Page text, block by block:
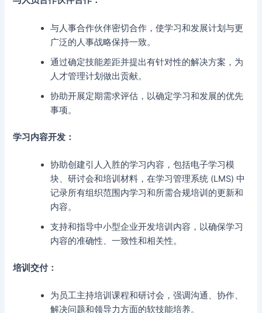
与人事合作伙伴密切合作，使学习和发展计划与更
广泛的人事战略保持一致。
通过确定技能差距并提出有针对性的解决方案，为
人才管理计划做出贡献。
协助开展定期需求评估，以确定学习和发展的优先
事项。
学习内容开发：
协助创建引人入胜的学习内容，包括电子学习模
块、研讨会和培训材料，在学习管理系统 (LMS) 中
记录所有组织范围内学习和所需合规培训的更新和
内容。
支持和指导中小型企业开发培训内容，以确保学习
内容的准确性、一致性和相关性。
培训交付：
为员工主持培训课程和研讨会，强调沟通、协作、
解决问题和领导力方面的软技能培养。